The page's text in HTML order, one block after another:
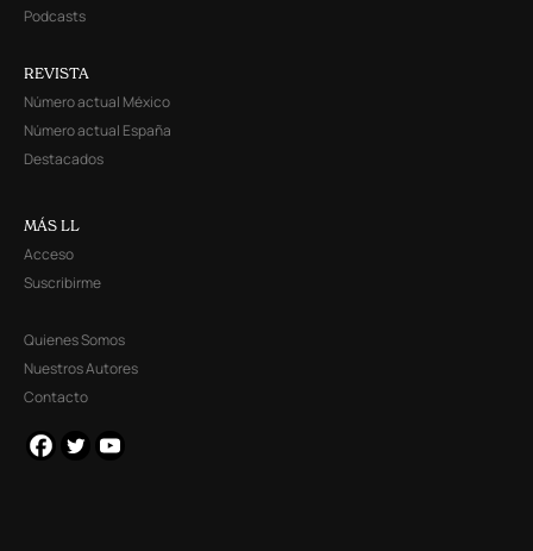
Podcasts
REVISTA
Número actual México
Número actual España
Destacados
MÁS LL
Acceso
Suscribirme
Quienes Somos
Nuestros Autores
Contacto